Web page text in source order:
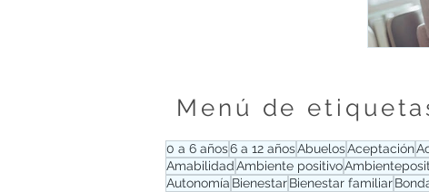
Menú de
0 a 6 años6 a 12 añosAbuelosAceptación
AmabilidadAmbiente positivo
Autonomía BienestarBienestar familiar